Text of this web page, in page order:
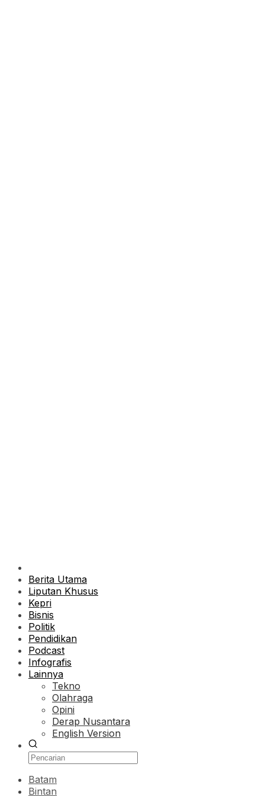
Berita Utama
Liputan Khusus
Kepri
Bisnis
Politik
Pendidikan
Podcast
Infografis
Lainnya
Tekno
Olahraga
Opini
Derap Nusantara
English Version
Batam
Bintan